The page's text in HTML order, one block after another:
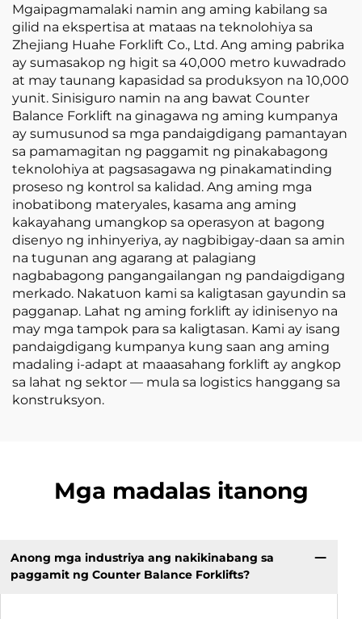
Terreno
Mgaipagmamalaki namin ang aming kabilang sa
gilid na ekspertisa at mataas na teknolohiya sa
Zhejiang Huahe Forklift Co., Ltd. Ang aming pabrika
ay sumasakop ng higit sa 40,000 metro kuwadrado
at may taunang kapasidad sa produksyon na 10,000
yunit. Sinisiguro namin na ang bawat Counter
Balance Forklift na ginagawa ng aming kumpanya
ay sumusunod sa mga pandaigdigang pamantayan
sa pamamagitan ng paggamit ng pinakabagong
teknolohiya at pagsasagawa ng pinakamatinding
proseso ng kontrol sa kalidad. Ang aming mga
inobatibong materyales, kasama ang aming
kakayahang umangkop sa operasyon at bagong
disenyo ng inhinyeriya, ay nagbibigay-daan sa amin
na tugunan ang agarang at palagiang
nagbabagong pangangailangan ng pandaigdigang
merkado. Nakatuon kami sa kaligtasan gayundin sa
pagganap. Lahat ng aming forklift ay idinisenyo na
may mga tampok para sa kaligtasan. Kami ay isang
pandaigdigang kumpanya kung saan ang aming
madaling i-adapt at maaasahang forklift ay angkop
sa lahat ng sektor — mula sa logistics hanggang sa
konstruksyon.
Mga madalas itanong
Anong mga industriya ang nakikinabang sa
paggamit ng Counter Balance Forklifts?